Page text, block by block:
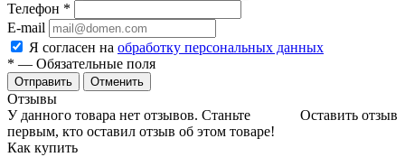
Телефон *
E-mail
Я согласен на обработку персональных данных
* — Обязательные поля
Отменить
Отзывы
Оставить отзыв
У данного товара нет отзывов. Станьте
первым, кто оставил отзыв об этом товаре!
Как купить